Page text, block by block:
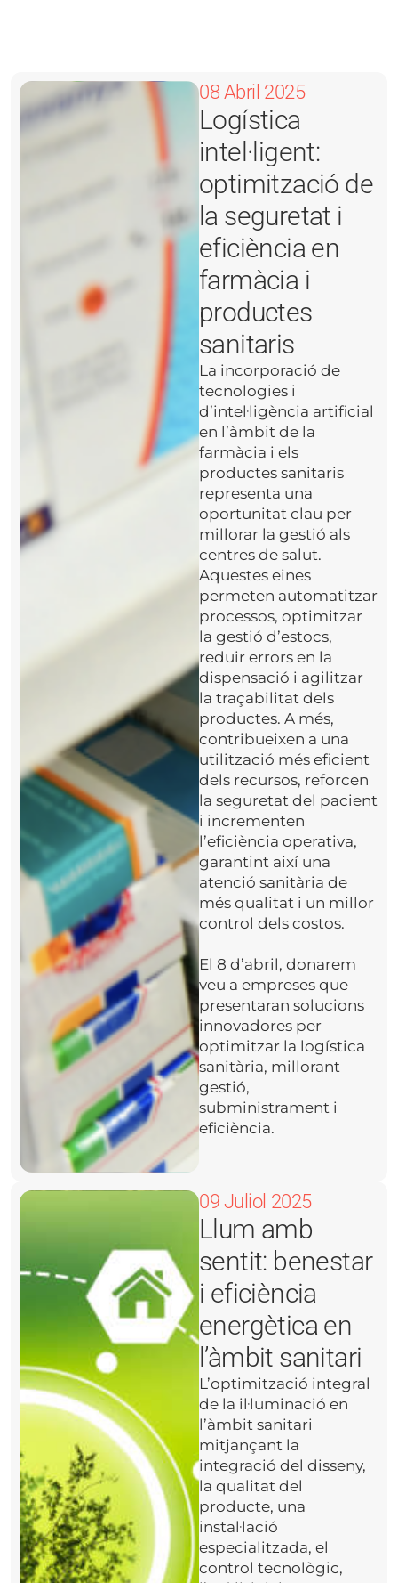
08 Abril 2025
Logística
intel·ligent:
optimització de
la seguretat i
eficiència en
farmàcia i
productes
sanitaris
La incorporació de
tecnologies i
d’intel·ligència artificial
en l’àmbit de la
farmàcia i els
productes sanitaris
representa una
oportunitat clau per
millorar la gestió als
centres de salut.
Aquestes eines
permeten automatitzar
processos, optimitzar
la gestió d’estocs,
reduir errors en la
dispensació i agilitzar
la traçabilitat dels
productes. A més,
contribueixen a una
utilització més eficient
dels recursos, reforcen
la seguretat del pacient
i incrementen
l’eficiència operativa,
garantint així una
atenció sanitària de
més qualitat i un millor
control dels costos.
El 8 d’abril, donarem
veu a empreses que
presentaran solucions
innovadores per
optimitzar la logística
sanitària, millorant
gestió,
subministrament i
eficiència.
09 Juliol 2025
Llum amb
sentit: benestar
i eficiència
energètica en
l’àmbit sanitari
L’optimització integral
de la il·luminació en
l’àmbit sanitari
mitjançant la
integració del disseny,
la qualitat del
producte, una
instal·lació
especialitzada, el
control tecnològic,